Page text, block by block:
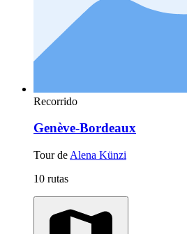
Recorrido
Genève-Bordeaux
Tour de Alena Künzi
10 rutas